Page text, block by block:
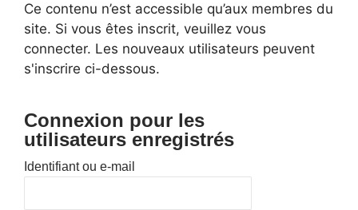
Ce contenu n’est accessible qu’aux membres du
site. Si vous êtes inscrit, veuillez vous
connecter. Les nouveaux utilisateurs peuvent
s'inscrire ci-dessous.
Connexion pour les
utilisateurs enregistrés
Identifiant ou e-mail